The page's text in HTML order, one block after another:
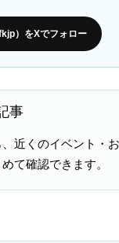
）をXでフォロー
事
近くのイベント・
て確認できます。